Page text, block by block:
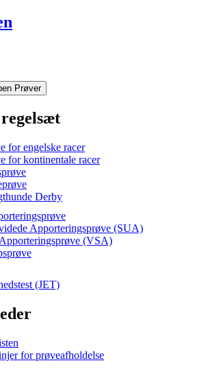
Prøver
for engelske racer
for kontinentale racer
Derby
Apporteringsprøve (SUA)
(VSA)
(JET)
for prøveafholdelse